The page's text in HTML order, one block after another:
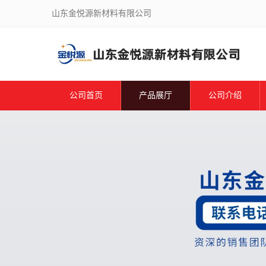
山东金悦源新材料有限公司
公司首页 产品展厅 公司介绍